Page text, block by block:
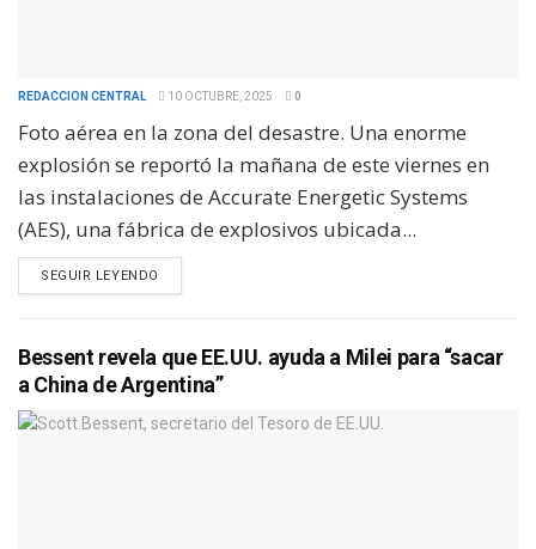
REDACCION CENTRAL 10 OCTUBRE, 2025 0
Foto aérea en la zona del desastre. Una enorme
explosión se reportó la mañana de este viernes en
las instalaciones de Accurate Energetic Systems
(AES), una fábrica de explosivos ubicada...
SEGUIR LEYENDO
Bessent revela que EE.UU. ayuda a Milei para “sacar
a China de Argentina”